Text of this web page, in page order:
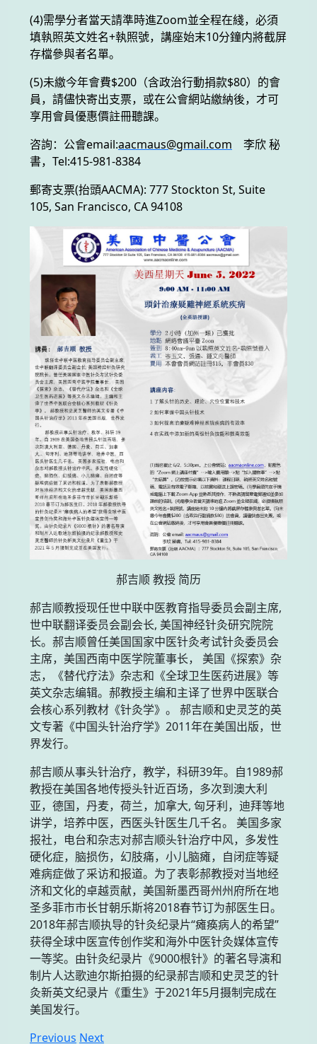
(4)需學分者當天請準時進Zoom並全程在綫，必須
填執照英文姓名+執照號，講座始末10分鐘内將截屏
存檔參與者名單。
(5)未繳今年會費$200（含政治行動捐款$80）的會
員，請儘快寄出支票，或在公會網站繳納後，才可
享用會員優惠價註冊聽課。
咨詢：公會email:aacmaus@gmail.com 李欣 秘
書，Tel:415-981-8384
郵寄支票(抬頭AACMA): 777 Stockton St, Suite
105, San Francisco, CA 94108
郝吉顺 教授 简历
郝吉顺教授现任世中联中医教育指导委员会副主席,
世中联翻译委员会副会长, 美国神经针灸研究院院
长。郝吉顺曾任美国国家中医针灸考试针灸委员会
主席，美国西南中医学院董事长， 美国《探索》杂
志，《替代疗法》杂志和《全球卫生医药进展》等
英文杂志编辑。郝教授主编和主译了世界中医联合
会核心系列教材《针灸学》。 郝吉顺和史灵芝的英
文专著《中国头针治疗学》2011年在美国出版，世
界发行。
郝吉顺从事头针治疗，教学，科研39年。自1989郝
教授在美国各地传授头针近百场，多次到澳大利
亚，德国，丹麦，荷兰，加拿大, 匈牙利，迪拜等地
讲学，培养中医，西医头针医生几千名。 美国多家
报社，电台和杂志对郝吉顺头针治疗中风，多发性
硬化症，脑损伤，幻肢痛，小儿脑瘫，自闭症等疑
难病症做了采访和报道。为了表彰郝教授对当地经
济和文化的卓越贡献，美国新墨西哥州州府所在地
圣多菲市市长甘朝乐斯将2018春节订为郝医生日。
2018年郝吉顺执导的针灸纪录片“瘫痪病人的希望”
获得全球中医宣传创作奖和海外中医针灸媒体宣传
一等奖。由针灸纪录片《9000根针》的著名导演和
制片人达歌迪尔斯拍摄的纪录郝吉顺和史灵芝的针
灸新英文纪录片《重生》于2021年5月摄制完成在
美国发行。
Previous Next